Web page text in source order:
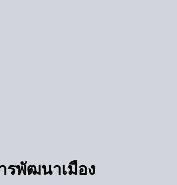
รพัฒนาเมือง